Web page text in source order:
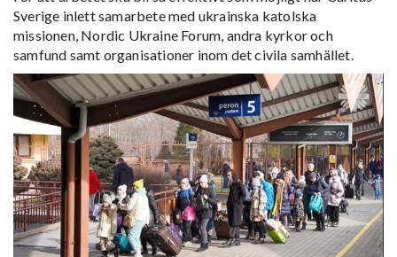
Sverige inlett samarbete med ukrainska katolska
missionen, Nordic Ukraine Forum, andra kyrkor och
samfund samt organisationer inom det civila samhället.